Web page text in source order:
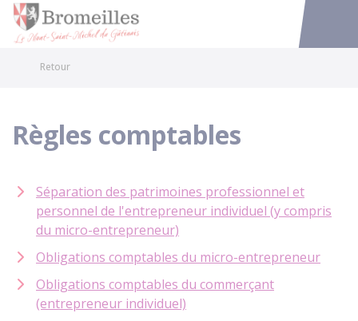
Accéder
Retour
Règles comptables
Séparation des patrimoines professionnel et
personnel de l'entrepreneur individuel (y compris
du micro-entrepreneur)
Obligations comptables du micro-entrepreneur
Obligations comptables du commerçant
(entrepreneur individuel)